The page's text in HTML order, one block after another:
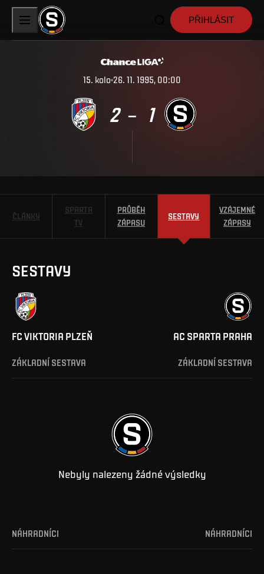
PŘIHLÁSIT
15. kolo 26. 11. 1995, 00:00
2 – 1
ČLÁNKY
SPARTA
TV
PRŮBĚH
ZÁPASU
SESTAVY
VZÁJEMNÉ
ZÁPASY
SESTAVY
FC VIKTORIA PLZEŇ
ZÁKLADNÍ SESTAVA
AC SPARTA PRAHA
ZÁKLADNÍ SESTAVA
Nebyly nalezeny žádné výsledky
NÁHRADNÍCI NÁHRADNÍCI